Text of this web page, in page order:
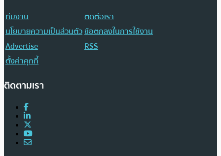
ทีมงาน
ติดต่อเรา
นโยบายความเป็นส่วนตัวข้อตกลงในการใช้งาน
Advertise
RSS
ตั้งค่าคุกกี้
ติดตามเรา